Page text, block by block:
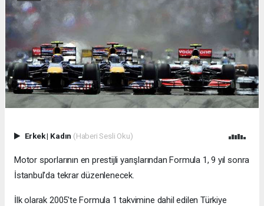
Erkek| Kadın (Haberi Sesli Oku)
Motor sporlarının en prestijli yarışlarından Formula 1, 9 yıl sonra
İstanbul'da tekrar düzenlenecek.
İlk olarak 2005'te Formula 1 takvimine dahil edilen Türkiye